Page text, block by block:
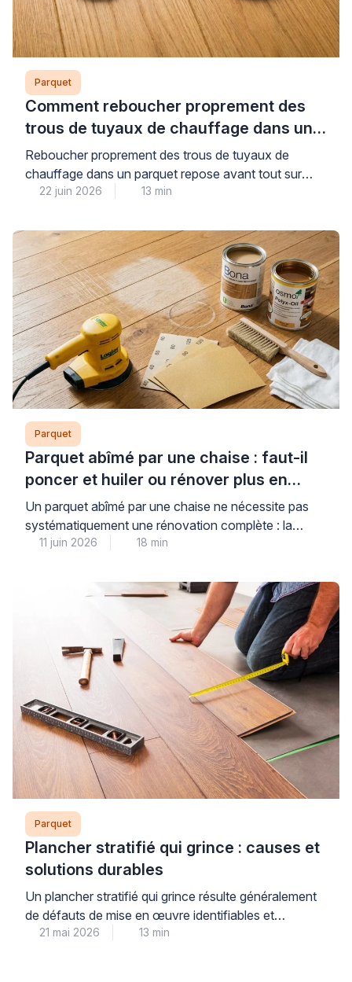
Parquet
Comment reboucher proprement des
trous de tuyaux de chauffage dans un
parquet ?
Reboucher proprement des trous de tuyaux de
chauffage dans un parquet repose avant tout sur
l’identification précise du type de revêtement
à bois assortie pour un parquet massif, rosaces
décoratives pour un stratifié, ou remplacement de
lame pour une finition invisible. Cette intervention, qui
peut sembler […]
22 juin 2026 13 min
Parquet
Parquet abîmé par une chaise : faut-il
poncer et huiler ou rénover plus en
profondeur ?
Un parquet abîmé par une chaise ne nécessite pas
systématiquement une rénovation complète : la
réponse dépend avant tout de la profondeur réelle
parfaitement normal de ne pas savoir évaluer seul
l’ampleur des dommages sur un sol en bois, et c’est
précisément cette incertitude […]
11 juin 2026 18 min
Parquet
Plancher stratifié qui grince : causes et
solutions durables
Un plancher stratifié qui grince résulte généralement
de défauts de mise en œuvre identifiables et
corrigeables : joint de dilatation insuffisant, support
21 mai 2026 13 min